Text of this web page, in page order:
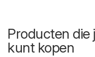
Producten die
kunt kopen